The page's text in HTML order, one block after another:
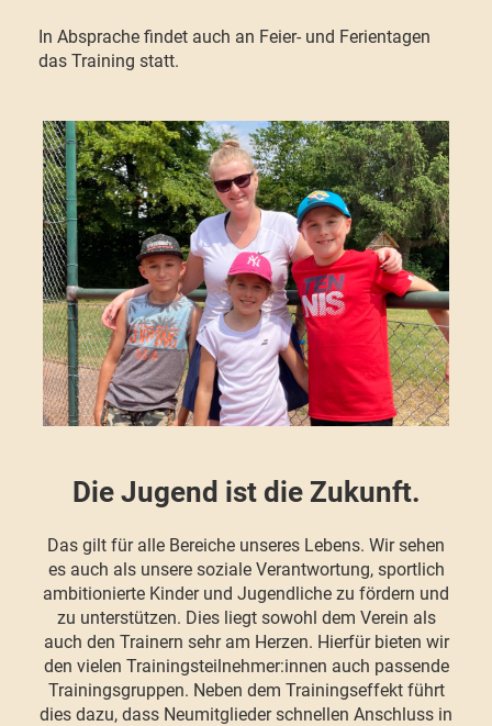
In Absprache findet auch an Feier- und Ferientagen
das Training statt.
Die Jugend ist die Zukunft.
Das gilt für alle Bereiche unseres Lebens. Wir sehen
es auch als unsere soziale Verantwortung, sportlich
ambitionierte Kinder und Jugendliche zu fördern und
zu unterstützen. Dies liegt sowohl dem Verein als
auch den Trainern sehr am Herzen. Hierfür bieten wir
den vielen Trainingsteilnehmer:innen auch passende
Trainingsgruppen. Neben dem Trainingseffekt führt
dies dazu, dass Neumitglieder schnellen Anschluss in